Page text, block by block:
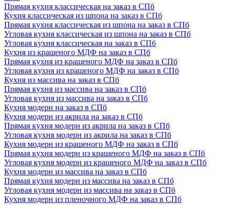
Прямая кухня классическая на заказ в СПб
Кухня классическая из шпона на заказ в СПб
Прямая кухня классическая из шпона на заказ в СПб
Угловая кухня классическая из шпона на заказ в СПб
Угловая кухня классическая на заказ в СПб
Кухня из крашеного МДФ на заказ в СПб
Прямая кухня из крашеного МДФ на заказ в СПб
Угловая кухня из крашеного МДФ на заказ в СПб
Кухня из массива на заказ в СПб
Прямая кухня из массива на заказ в СПб
Угловая кухня из массива на заказ в СПб
Кухня модерн на заказ в СПб
Кухня модерн из акрила на заказ в СПб
Прямая кухня модерн из акрила на заказ в СПб
Угловая кухня модерн из акрила на заказ в СПб
Кухня модерн из крашеного МДФ на заказ в СПб
Прямая кухня модерн из крашеного МДФ на заказ в СПб
Угловая кухня модерн из крашеного МДФ на заказ в СПб
Кухня модерн из массива на заказ в СПб
Прямая кухня модерн из массива на заказ в СПб
Угловая кухня модерн из массива на заказ в СПб
Кухня модерн из пленочного МДФ на заказ в СПб